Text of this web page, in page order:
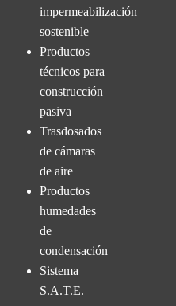
impermeabilización
sostenible
Productos
técnicos para
construcción
pasiva
Trasdosados
de cámaras
de aire
Productos
humedades
de
condensación
Sistema
S.A.T.E.